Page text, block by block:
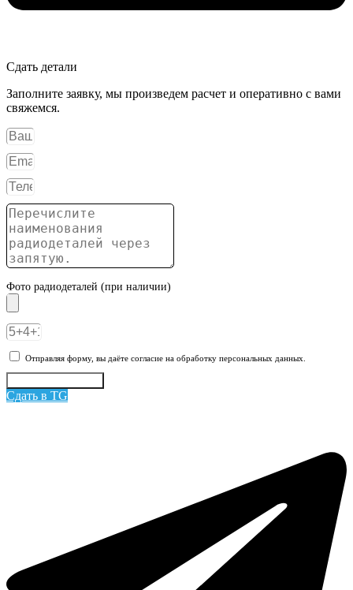
Сдать детали
Заполните заявку, мы произведем расчет и оперативно с вами
свяжемся.
Фото радиодеталей (при наличии)
Отправляя форму, вы даёте согласие на обработку персональных данных.
Сдать в TG